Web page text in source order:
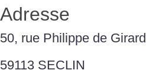
Adresse
50, rue Philippe de Girard
59113 SECLIN